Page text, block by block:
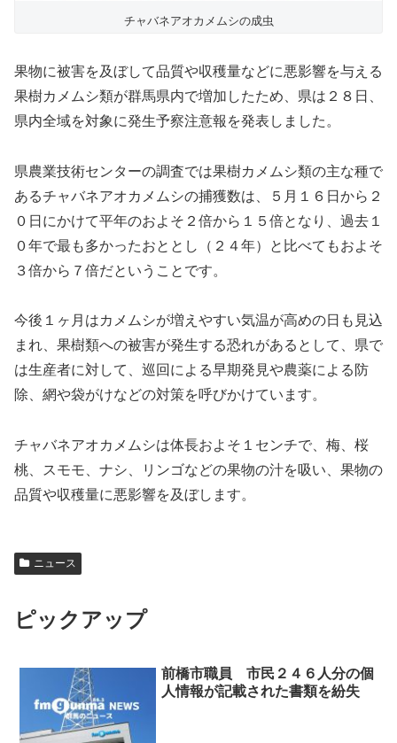
チャバネアオカメムシの成虫
果物に被害を及ぼして品質や収穫量などに悪影響を与える
果樹カメムシ類が群馬県内で増加したため、県は２８日、
県内全域を対象に発生予察注意報を発表しました。
県農業技術センターの調査では果樹カメムシ類の主な種で
あるチャバネアオカメムシの捕獲数は、５月１６日から２
０日にかけて平年のおよそ２倍から１５倍となり、過去１
０年で最も多かったおととし（２４年）と比べてもおよそ
３倍から７倍だということです。
今後１ヶ月はカメムシが増えやすい気温が高めの日も見込
まれ、果樹類への被害が発生する恐れがあるとして、県で
は生産者に対して、巡回による早期発見や農薬による防
除、網や袋がけなどの対策を呼びかけています。
チャバネアオカメムシは体長およそ１センチで、梅、桜
桃、スモモ、ナシ、リンゴなどの果物の汁を吸い、果物の
品質や収穫量に悪影響を及ぼします。
ニュース
ピックアップ
前橋市職員 市民２４６人分の個
人情報が記載された書類を紛失